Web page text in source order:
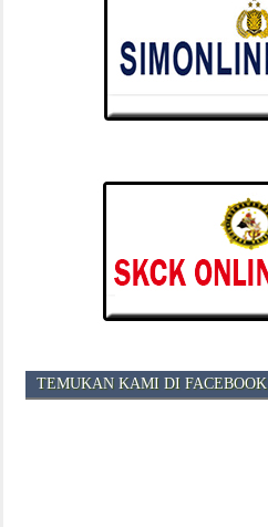
TEMUKAN KAMI DI FACEBOOK